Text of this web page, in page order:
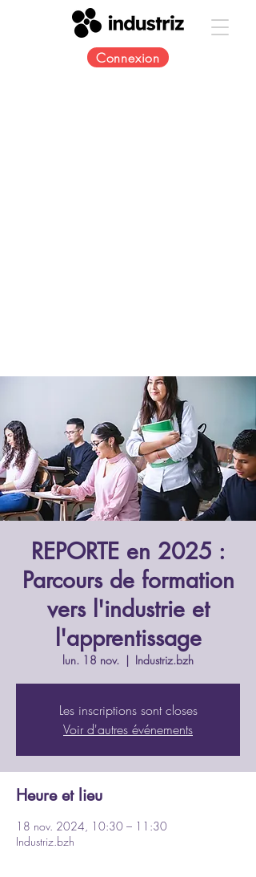
Connexion
REPORTE en 2025 :
Parcours de formation
vers l'industrie et
l'apprentissage
lun. 18 nov.
  |
Industriz.bzh
Les inscriptions sont closes
Voir d'autres événements
Heure et lieu
18 nov. 2024, 10:30 – 11:30
Industriz.bzh